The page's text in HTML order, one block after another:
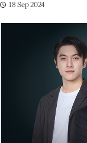
18 Sep 2024